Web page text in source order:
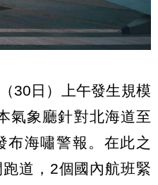
30日）上午發生規模
氣象廳針對北海道至
布海嘯警報。在此之
道，2個國內航班緊